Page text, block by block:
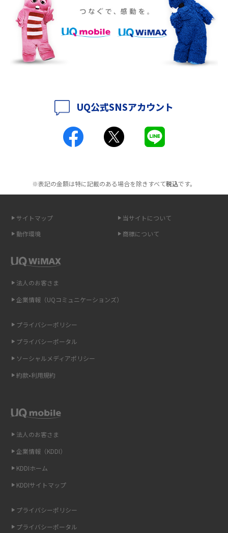
ポケット型Wi-Fiをレンタルするメリットとは？選び方や向いている方の特
徴も紹介
持ち運びできるポケット型Wi-Fiのおススメの選び方は？メリット・デメリ
ットも紹介
ポケット型Wi-Fiとは？通信の仕組みやメリット・デメリットを解説
工事不要！置くだけWi-Fiの特徴は？メリット・デメリットや選び方を解説
無制限で利用できるポケット型Wi-Fiは？選び方や通信費を抑える方法も紹
ポケット型Wi-Fi（モバイルWi-Fi）とは？おススメする方の特徴や選び方を
即日受け取りできるポケット型Wi-Fiはある？すぐに使うための方法や注意
ONU（光回線終端装置）とは？モデム・ルーター・ホームゲートウェイと
ギガバイト（GB）とは？1GBの目安やギガが足りない時の対処法を紹介
Wi-Fi 6とは？Wi-Fi 5との違いやメリットと注意点、規格の種類も解説
Wi-Fiを自宅に設置する方法は？必要なことやポイントも紹介
光ファイバーとは？仕組みやメリット・デメリットを初心者向けにわかり
やすく解説
を解説
6Gとはどんな通信技術？Beyond 5Gや実用化の課題などを解説
UQ公式SNSアカウント
※表記の金額は特に記載のある場合を除きすべて税込です。
サイトマップ
当サイトについて
動作環境
商標について
法人のお客さま
企業情報（KDDI）
KDDIホーム
KDDIサイトマップ
プライバシーポリシー
プライバシーポータル
法人のお客さま
企業情報（UQコミュニケーションズ）
プライバシーポリシー
プライバシーポータル
ソーシャルメディアポリシー
約款•利用規約